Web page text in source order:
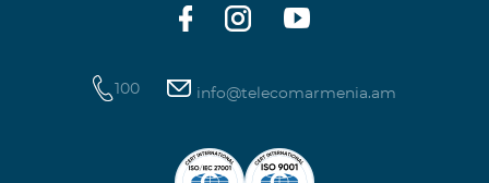
100 info@telecomarmenia.am